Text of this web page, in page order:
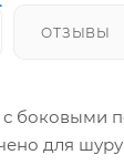
ОТЗЫВЫ
боковыми
для